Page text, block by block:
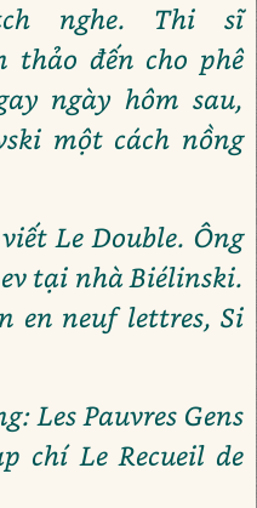
nghe. Thi sĩ
thảo đến cho phê
ngày hôm sau,
một cách nồng
Le Double. Ông
tại nhà Biélinski.
en neuf lettres, Si
Les Pauvres Gens
chí Le Recueil de